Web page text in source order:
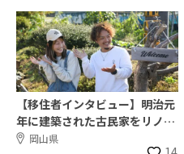
【移住者インタビュー】明治元
年に建築された古⺠家をリノベ
し、⾃給⾃⾜の⽥舎暮らしを実
岡山県